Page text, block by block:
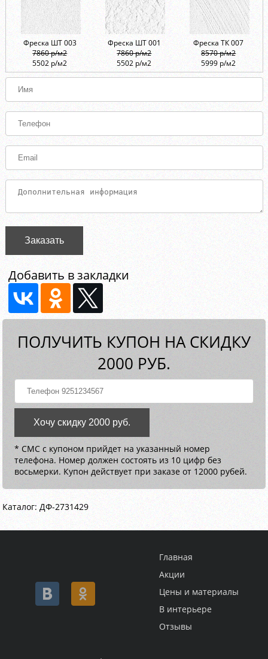
Фреска ШТ 003
7860 р/м2
5502 р/м2
Фреска ШТ 001
7860 р/м2
5502 р/м2
Фреска ТК 007
8570 р/м2
5999 р/м2
Заказать
Добавить в закладки
ПОЛУЧИТЬ КУПОН НА СКИДКУ
2000 РУБ.
Хочу скидку 2000 руб.
* СМС с купоном прийдет на указанный номер
телефона. Номер должен состоять из 10 цифр без
восьмерки. Купон действует при заказе от 12000 рубей.
Каталог: ДФ-2731429
Главная
Акции
Цены и материалы
В интерьере
Отзывы